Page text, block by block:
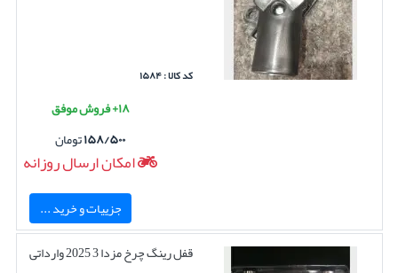
کد کالا : ۱۵۸۴
۱۸+ فروش موفق
۱۵۸/۵۰۰تومان
امکان ارسال روزانه
جزییات و خرید ...
قفل رینگ چرخ مزدا 3 2025 وارداتی